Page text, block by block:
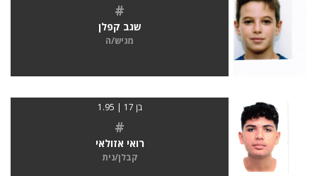
#
שגב קפלן
מגיש/ה
בן 17 | 1.95
#
רואי אזולאי
קבלן/נית